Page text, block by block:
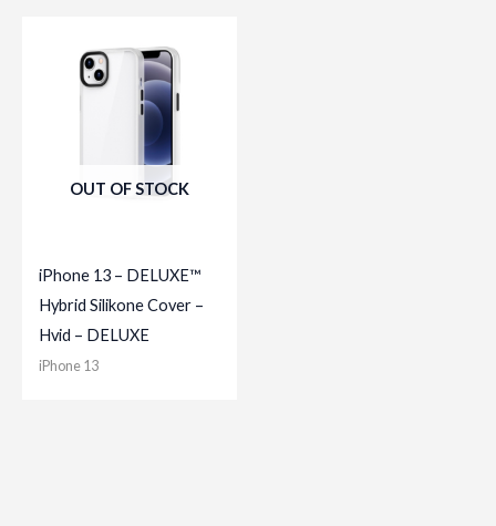
OUT OF STOCK
iPhone 13 – DELUXE™
Hybrid Silikone Cover –
Hvid – DELUXE
iPhone 13